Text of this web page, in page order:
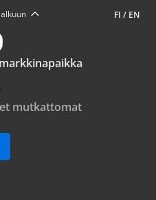
FI / EN
mutkattomat